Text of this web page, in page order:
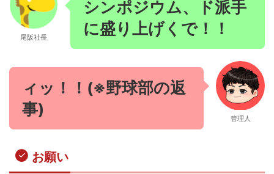
尾阪社長
シンポジウム、ド派手
に盛り上げくで！！
ィッ！！(※野球部の返
事)
管理人
お願い